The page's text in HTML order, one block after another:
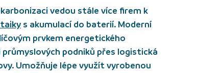
vedou stále více firem k
s akumulací do baterií. Moderní
prvkem energetického
podniků přes logistická
Umožňuje lépe využít vyrobenou